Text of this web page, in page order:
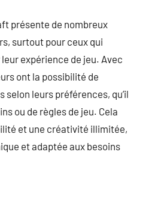
présente de nombreux
surtout pour ceux qui
expérience de jeu. Avec
ont la possibilité de
leurs préférences, qu’il
ou de règles de jeu. Cela
et une créativité illimitée,
et adaptée aux besoins